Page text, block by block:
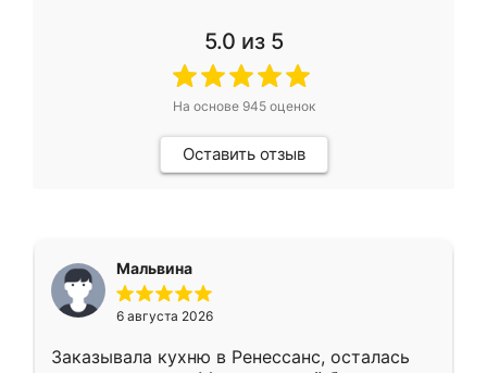
5.0 из 5
На основе 945оценок
Оставить отзыв
Мальвина
6 августа 2026
Заказывала кухню в Ренессанс, осталась